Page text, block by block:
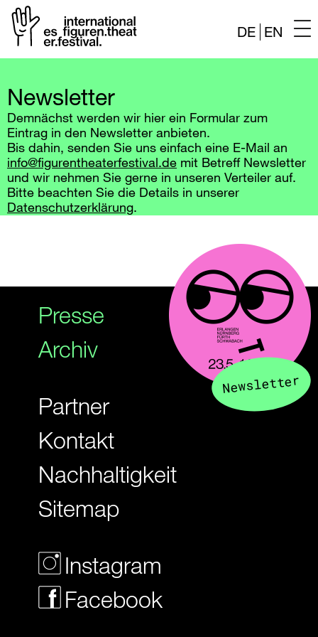
springen
DE EN
Newsletter
Demnächst werden wir hier ein Formular zum
Eintrag in den Newsletter anbieten.
Bis dahin, senden Sie uns einfach eine E-Mail an
info@figurentheaterfestival.de mit Betreff Newsletter
und wir nehmen Sie gerne in unseren Verteiler auf.
Bitte beachten Sie die Details in unserer
Datenschutzerklärung.
Presse
Archiv
Partner
Kontakt
Nachhaltigkeit
Sitemap
Instagram
Facebook
Newsletter